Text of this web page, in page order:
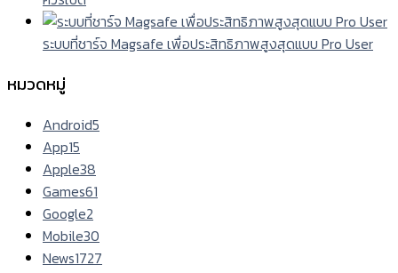
ระบบที่ชาร์จ Magsafe เพื่อประสิทธิภาพสูงสุดแบบ Pro User
หมวดหมู่
Android5
App15
Apple38
Games61
Google2
Mobile30
News1727